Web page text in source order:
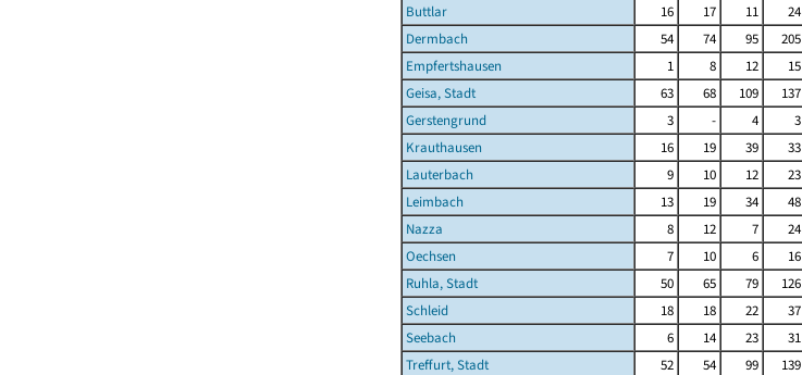
Buttlar
16 17 11 24
Dermbach
54 74 95 205
Empfertshausen
1 8 12 15
Geisa, Stadt
63 68 109 137
Gerstengrund
3 - 4 3
Krauthausen
16 19 39 33
Lauterbach
9 10 12 23
Leimbach
13 19 34 48
Nazza
8 12 7 24
Oechsen
7 10 6 16
Ruhla, Stadt
50 65 79 126
Schleid
18 18 22 37
Seebach
6 14 23 31
Treffurt, Stadt
52 54 99 139